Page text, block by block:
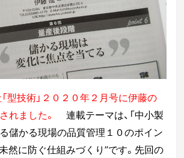
型技術」２０２０年２月号に伊藤の
れました。
連載テーマは、「中小製
儲かる現場の品質管理１０のポイン
然に防ぐ仕組みづくり”です。先回の